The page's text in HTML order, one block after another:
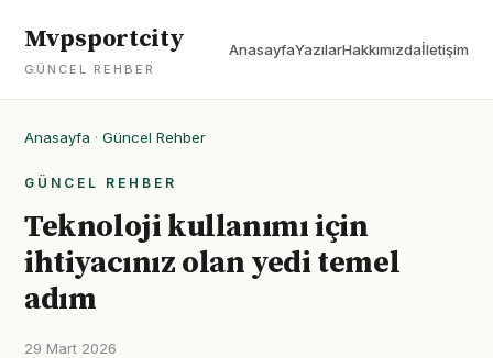
Mvpsportcity
GÜNCEL REHBER
AnasayfaYazılarHakkımızdaİletişim
Anasayfa · Güncel Rehber
GÜNCEL REHBER
Teknoloji kullanımı için
ihtiyacınız olan yedi temel
adım
29 Mart 2026